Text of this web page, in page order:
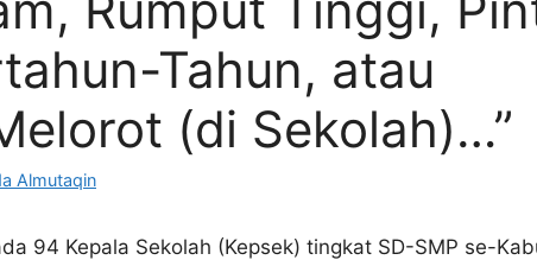
Tahun, atau
(di Sekolah)…”
Almutaqin
94 Kepala Sekolah (Kepsek) tingkat SD-SMP se-